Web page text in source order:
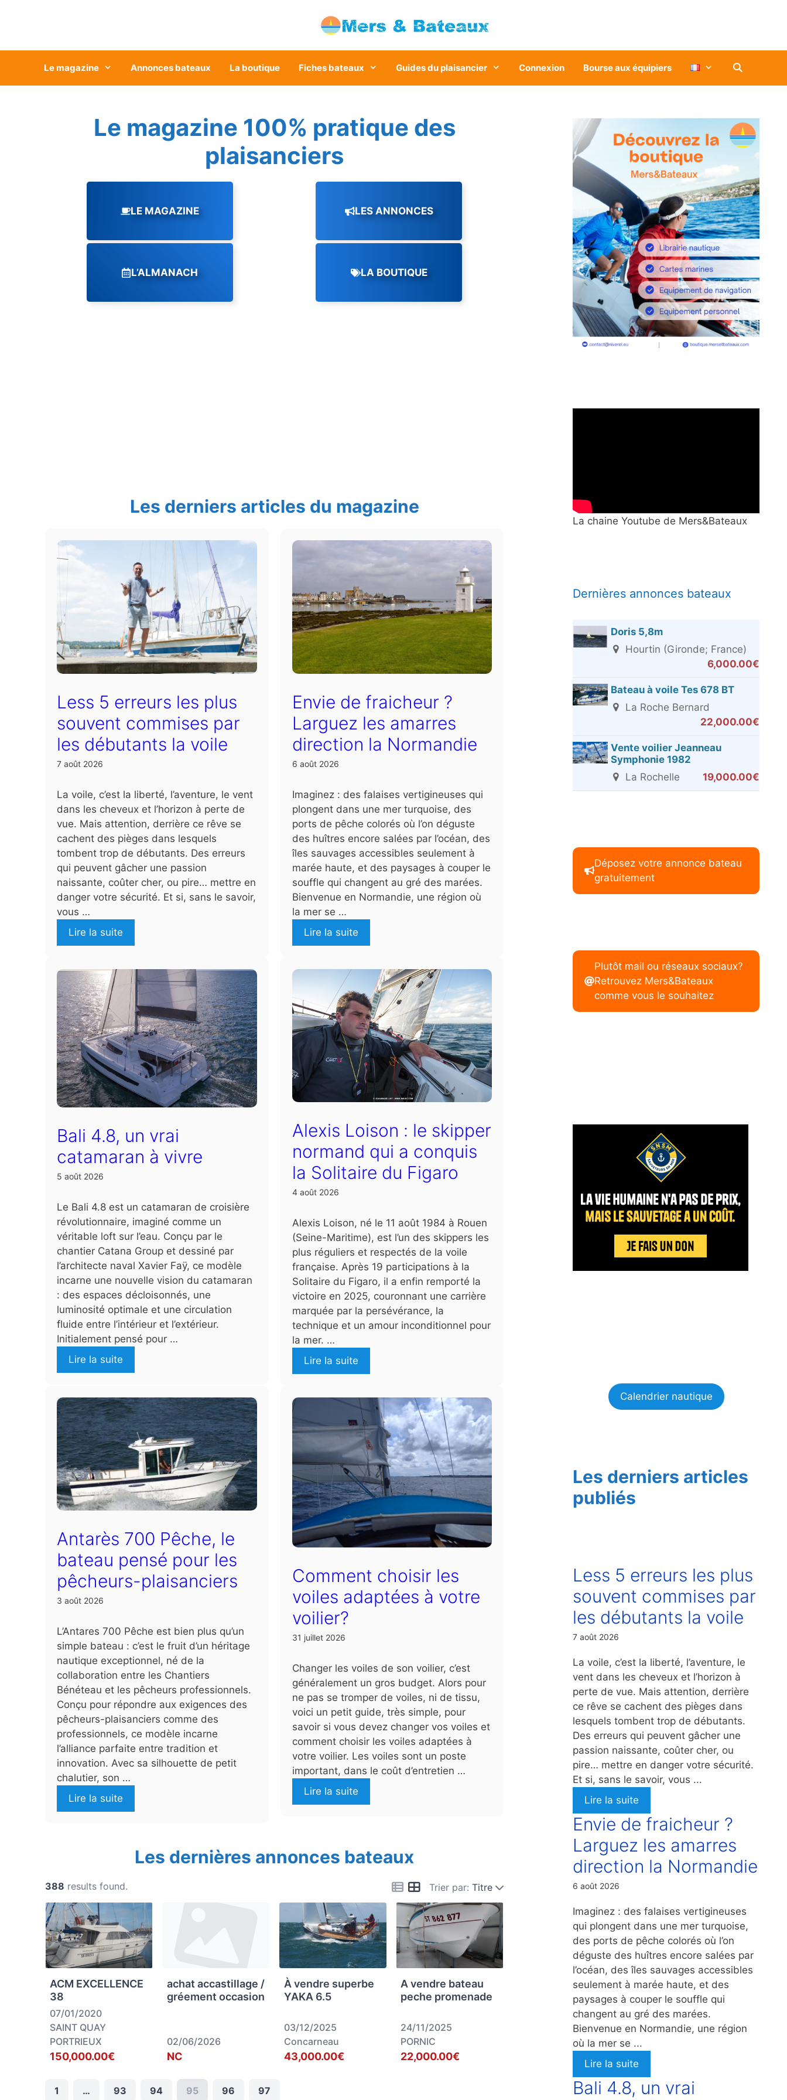
Le magazine Annonces bateaux La boutique Fiches bateaux Guides du plaisancier Connexion Bourse aux équipiers
Le magazine 100% pratique des
plaisanciers
LE MAGAZINE LES ANNONCES
L’ALMANACH LA BOUTIQUE
Les derniers articles du magazine
Less 5 erreurs les plus
souvent commises par
les débutants la voile
7 août 2026
La voile, c’est la liberté, l’aventure, le vent
dans les cheveux et l’horizon à perte de
vue. Mais attention, derrière ce rêve se
cachent des pièges dans lesquels
tombent trop de débutants. Des erreurs
qui peuvent gâcher une passion
naissante, coûter cher, ou pire… mettre en
danger votre sécurité. Et si, sans le savoir,
vous …
Lire la suite
Envie de fraicheur ?
Larguez les amarres
direction la Normandie
6 août 2026
Imaginez : des falaises vertigineuses qui
plongent dans une mer turquoise, des
ports de pêche colorés où l’on déguste
des huîtres encore salées par l’océan, des
îles sauvages accessibles seulement à
marée haute, et des paysages à couper le
souffle qui changent au gré des marées.
Bienvenue en Normandie, une région où
la mer se …
Lire la suite
Bali 4.8, un vrai
catamaran à vivre
5 août 2026
Le Bali 4.8 est un catamaran de croisière
révolutionnaire, imaginé comme un
véritable loft sur l’eau. Conçu par le
chantier Catana Group et dessiné par
l’architecte naval Xavier Faÿ, ce modèle
incarne une nouvelle vision du catamaran
: des espaces décloisonnés, une
luminosité optimale et une circulation
fluide entre l’intérieur et l’extérieur.
Initialement pensé pour …
Lire la suite
Alexis Loison : le skipper
normand qui a conquis
la Solitaire du Figaro
4 août 2026
Alexis Loison, né le 11 août 1984 à Rouen
(Seine-Maritime), est l’un des skippers les
plus réguliers et respectés de la voile
française. Après 19 participations à la
Solitaire du Figaro, il a enfin remporté la
victoire en 2025, couronnant une carrière
marquée par la persévérance, la
technique et un amour inconditionnel pour
la mer. …
Lire la suite
Antarès 700 Pêche, le
bateau pensé pour les
pêcheurs-plaisanciers
3 août 2026
L’Antares 700 Pêche est bien plus qu’un
simple bateau : c’est le fruit d’un héritage
nautique exceptionnel, né de la
collaboration entre les Chantiers
Bénéteau et les pêcheurs professionnels.
Conçu pour répondre aux exigences des
pêcheurs-plaisanciers comme des
professionnels, ce modèle incarne
l’alliance parfaite entre tradition et
innovation. Avec sa silhouette de petit
chalutier, son …
Lire la suite
Comment choisir les
voiles adaptées à votre
voilier?
31 juillet 2026
Changer les voiles de son voilier, c’est
généralement un gros budget. Alors pour
ne pas se tromper de voiles, ni de tissu,
voici un petit guide, très simple, pour
savoir si vous devez changer vos voiles et
comment choisir les voiles adaptées à
votre voilier. Les voiles sont un poste
important, dans le coût d’entretien …
Lire la suite
Les dernières annonces bateaux
Trier par: Titre
388 results found.
ACM EXCELLENCE
38
07/01/2020
SAINT QUAY
PORTRIEUX
150,000.00€
achat accastillage /
gréement occasion
02/06/2026
NC
À vendre superbe
YAKA 6.5
03/12/2025
Concarneau
43,000.00€
A vendre bateau
peche promenade
24/11/2025
PORNIC
22,000.00€
1 … 93 94 95 96 97
La chaine Youtube de Mers&Bateaux
Dernières annonces bateaux
Doris 5,8m
Hourtin (Gironde; France)
6,000.00€
Bateau à voile Tes 678 BT
La Roche Bernard
22,000.00€
Vente voilier Jeanneau
Symphonie 1982
La Rochelle
19,000.00€
Déposez votre annonce bateau
gratuitement
Plutôt mail ou réseaux sociaux?
Retrouvez Mers&Bateaux
comme vous le souhaitez
Calendrier nautique
Les derniers articles
publiés
Less 5 erreurs les plus
souvent commises par
les débutants la voile
7 août 2026
La voile, c’est la liberté, l’aventure, le
vent dans les cheveux et l’horizon à
perte de vue. Mais attention, derrière
ce rêve se cachent des pièges dans
lesquels tombent trop de débutants.
Des erreurs qui peuvent gâcher une
passion naissante, coûter cher, ou
pire… mettre en danger votre sécurité.
Et si, sans le savoir, vous ...
Lire la suite
Envie de fraicheur ?
Larguez les amarres
direction la Normandie
6 août 2026
Imaginez : des falaises vertigineuses
qui plongent dans une mer turquoise,
des ports de pêche colorés où l’on
déguste des huîtres encore salées par
l’océan, des îles sauvages accessibles
seulement à marée haute, et des
paysages à couper le souffle qui
changent au gré des marées.
Bienvenue en Normandie, une région
où la mer se ...
Lire la suite
Bali 4.8, un vrai